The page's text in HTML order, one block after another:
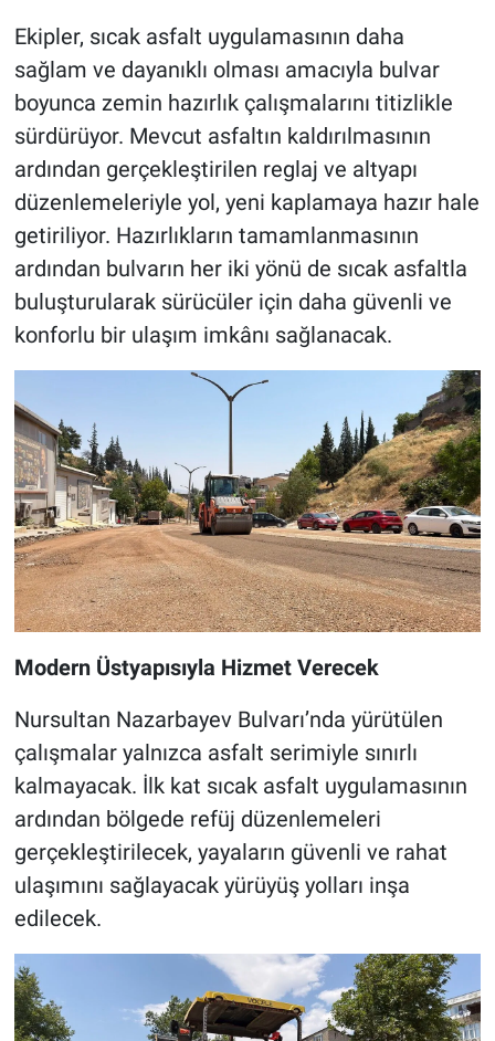
Ekipler, sıcak asfalt uygulamasının daha
sağlam ve dayanıklı olması amacıyla bulvar
boyunca zemin hazırlık çalışmalarını titizlikle
sürdürüyor. Mevcut asfaltın kaldırılmasının
ardından gerçekleştirilen reglaj ve altyapı
düzenlemeleriyle yol, yeni kaplamaya hazır hale
getiriliyor. Hazırlıkların tamamlanmasının
ardından bulvarın her iki yönü de sıcak asfaltla
buluşturularak sürücüler için daha güvenli ve
konforlu bir ulaşım imkânı sağlanacak.
Modern Üstyapısıyla Hizmet Verecek
Nursultan Nazarbayev Bulvarı’nda yürütülen
çalışmalar yalnızca asfalt serimiyle sınırlı
kalmayacak. İlk kat sıcak asfalt uygulamasının
ardından bölgede refüj düzenlemeleri
gerçekleştirilecek, yayaların güvenli ve rahat
ulaşımını sağlayacak yürüyüş yolları inşa
edilecek.